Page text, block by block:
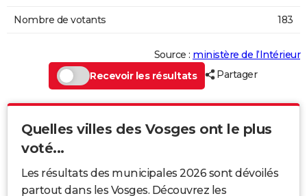
Nombre de votants 183
Source : ministère de l’Intérieur
Recevoir les résultats
Partager
Quelles villes des Vosges ont le plus
voté...
Les résultats des municipales 2026 sont dévoilés
partout dans les Vosges. Découvrez les